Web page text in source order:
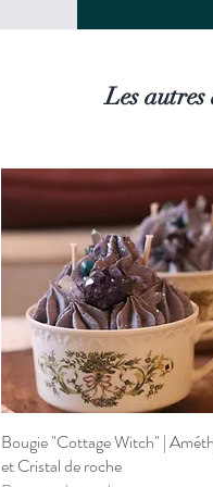
Les
Aperçu rapide
Bougie "Cottage Witch" |
et Cristal de roche